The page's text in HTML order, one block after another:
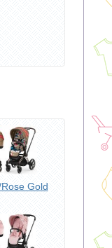
Gold